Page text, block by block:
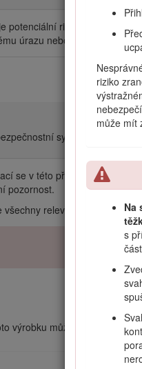
riziko
může mít
Na
s
potenciální rizika a uvádí
úrazu nebo usmrcení,
symbol
se v této příručce používají
pozornost.
všechny relevantní směrnice
výrobku může způsobit